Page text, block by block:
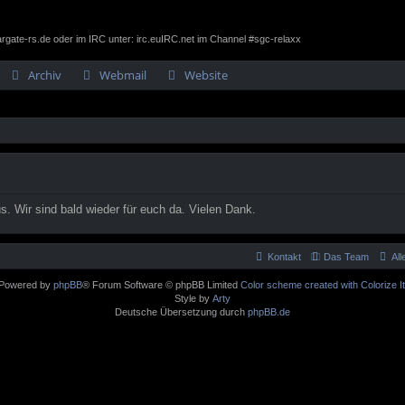
rs.de oder im IRC unter: irc.euIRC.net im Channel #sgc-relaxx
Archiv Webmail
Website
Wir sind bald wieder für euch da. Vielen Dank.
Das Team
Kontakt
Powered by phpBB® Forum Software © phpBB Limited Color scheme created with Colorize It.
Style by Arty
Deutsche Übersetzung durch phpBB.de